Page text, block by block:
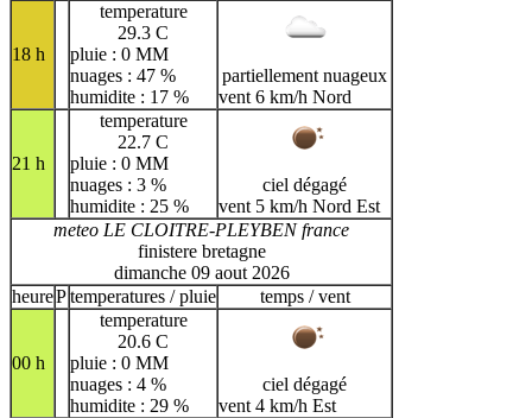
18 h
temperature
29.3 C
pluie : 0 MM
nuages : 47 %
humidite : 17 %
partiellement nuageux
vent 6 km/h Nord
21 h
temperature
22.7 C
pluie : 0 MM
nuages : 3 %
humidite : 25 %
ciel dégagé
vent 5 km/h Nord Est
meteo LE CLOITRE-PLEYBEN france
finistere bretagne
dimanche 09 aout 2026
heurePtemperatures / pluie temps / vent
00 h
temperature
20.6 C
pluie : 0 MM
nuages : 4 %
humidite : 29 %
ciel dégagé
vent 4 km/h Est